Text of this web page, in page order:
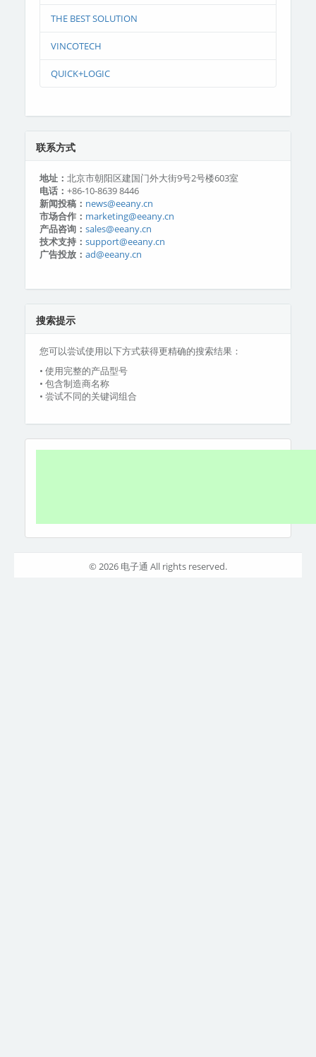
THE BEST SOLUTION
VINCOTECH
QUICK+LOGIC
联系方式
地址： 北京市朝阳区建国门外大街9号2号楼603室
电话： +86-10-8639 8446
新闻投稿： news@eeany.cn
市场合作： marketing@eeany.cn
产品咨询： sales@eeany.cn
技术支持： support@eeany.cn
广告投放： ad@eeany.cn
搜索提示
您可以尝试使用以下方式获得更精确的搜索结果：
• 使用完整的产品型号
• 包含制造商名称
• 尝试不同的关键词组合
© 2026 电子通 All rights reserved.